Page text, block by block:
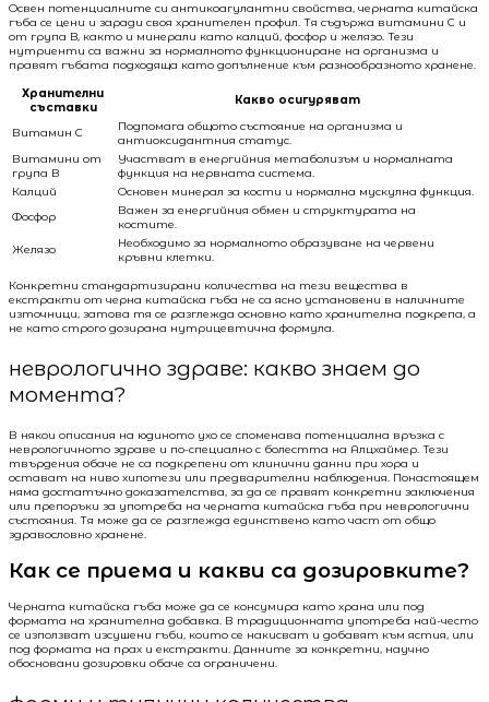
Освен потенциалните си антикоагулантни свойства, черната китайска
гъба се цени и заради своя хранителен профил. Тя съдържа витамини C и
от група B, както и минерали като калций, фосфор и желязо. Тези
нутриенти са важни за нормалното функциониране на организма и
правят гъбата подходяща като допълнение към разнообразното хранене.
Хранителни
съставки
Какво осигуряват
Витамин C
Подпомага общото състояние на организма и
антиоксидантния статус.
Витамини от
група B
Участват в енергийния метаболизъм и нормалната
функция на нервната система.
Калций
Основен минерал за кости и нормална мускулна функция.
Фосфор
Важен за енергийния обмен и структурата на
костите.
Желязо
Необходимо за нормалното образуване на червени
кръвни клетки.
Конкретни стандартизирани количества на тези вещества в
екстракти от черна китайска гъба не са ясно установени в наличните
източници, затова тя се разглежда основно като хранителна подкрепа, а
не като строго дозирана нутрицевтична формула.
неврологично здраве: какво знаем до
момента?
В някои описания на юдиното ухо се споменава потенциална връзка с
неврологичното здраве и по-специално с болестта на Алцхаймер. Тези
твърдения обаче не са подкрепени от клинични данни при хора и
остават на ниво хипотези или предварителни наблюдения. Понастоящем
няма достатъчно доказателства, за да се правят конкретни заключения
или препоръки за употреба на черната китайска гъба при неврологични
състояния. Тя може да се разглежда единствено като част от общо
здравословно хранене.
Как се приема и какви са дозировките?
Черната китайска гъба може да се консумира като храна или под
формата на хранителна добавка. В традиционната употреба най-често
се използват изсушени гъби, които се накисват и добавят към ястия, или
под формата на прах и екстракти. Данните за конкретни, научно
обосновани дозировки обаче са ограничени.